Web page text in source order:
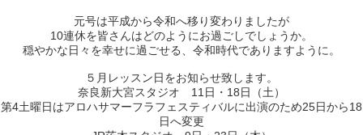
元号は平成から令和へ移り変わりましたが
10連休を皆さんはどのようにお過ごしでしょうか。
穏やかな日々を幸せに過ごせる、令和時代でありますように。
５月レッスン日をお知らせ致します。
奈良新大宮スタジオ 11日・18日（土）
第4土曜日はアロハサマーフラフェスティバルに出演のため25日から18
日へ変更